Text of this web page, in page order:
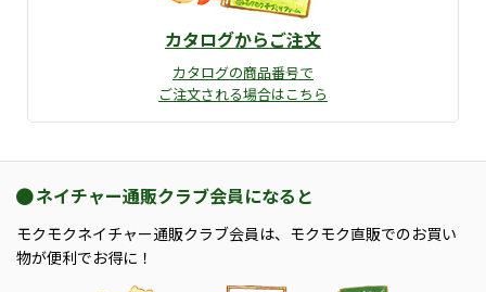
カタログからご注文
カタログの商品番号で
ご注文される場合はこちら
ネイチャー通販クラブ会員になると
モクモクネイチャー通販クラブ会員は、モクモク直販でのお買い
物が便利でお得に！